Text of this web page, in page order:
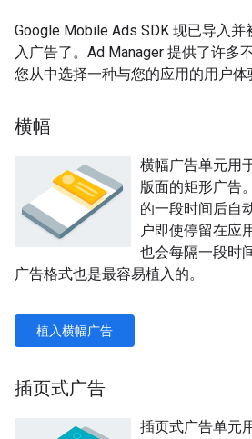
Google Mobile Ads SDK 现已导入并
入广告了。Ad Manager 提供了许多
您从中选择一种与您的应用的用户体
横幅
横幅广告单元用
版面的矩形广告
的一段时间后自
户即使停留在应
也会每隔一段时
广告格式也是最容易植入的。
植入横幅广告
插页式广告
插页式广告单元